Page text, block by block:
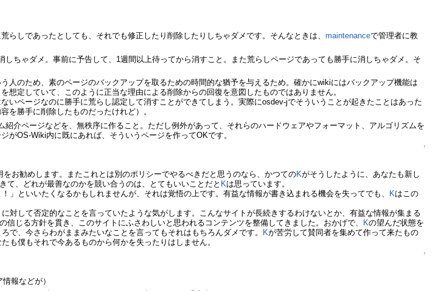
らしであったとしても、それでも修正したり削除したりしちゃダメです。そんなときは、maintenanceで管理者に教
ちゃダメ。事前に予告して、1週間以上待ってから消すこと。また荒らしページであっても勝手に消しちゃダメ。そ
人のため、素のページのバックアップを取るための時間的な猶予を与えるため。確かにwikiにはバックアップ機能は
想定していて、このように正当な理由による削除からの回復を意図したものではありません。
いページなのに勝手に荒らし認定して消すことができてしまう。実際にosdev-jでそういうことが起きたことはあった
を勝手に削除したものだったけれど）。
介ページなどを、無秩序に作ること。ただし例外があって、それらのハードウェアやフォーマット、アルゴリズムを
がOS-Wiki内に既にあれば、そういうページを作ってOKです。
↑
お勧めします。またこれとは別のポリシーでやるべきだと思うのなら、かつてのKがそうしたように、あなたも新し
、どれが最善なのかを競い合うのは、とてもいいことだと Kは思っています。
」といいたくなるかもしれませんが、それは覚悟の上です。有益な情報が書き込まれる機会を失ってでも、
Kはこの
対して否定的なことを言っていたような気がします。こんなサイトが長続きするわけないとか、有益な情報が集まる
信じる方針を貫き、このサイトにふさわしいと思われるコンテンツを整備してきました。おかげで、 Kの望んだ状態を
で、今さらわがままみたいなことを言ってもそれはもちろんダメです。
Kが苦労して賛同者を集めて作って来たもの
も僕もそれで今あるものから何かを失ったりはしません。
↑
報などが）